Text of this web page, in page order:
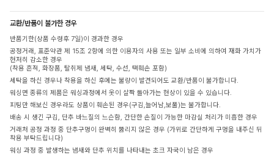
교환/반품이 불가한 경우
반품기한(상품 수령후 7일)이 경과한 경우
공정거래, 표준약관 제 15조 2항에 의한 이용자의 사용 또는 일부 소비에 의하여 재화 가치가
현저히 감소한 경우
(착용 흔적, 화장품, 탈취제 냄새, 세탁, 수선, 택훼손 포함)
세탁을 하신 경우나 착용을 하신 후에는 불량이 발견되어도 교환/반품이 불가합니다.
워싱면 종류의 제품은 워싱과정에서 옷이 살짝 돌아가는 현상이 있을 수 있습니다.
피팅만 해보신 경우라도 상품이 훼손된 경우(구김,늘어남,보풀)는 불가합니다.
배송 시 생긴 구김, 단추 바느질의 느슨함, 간단한 손질이 가능한 마감실 처리가 미흡한 경우
거래처 공정 과정 중 단추구멍이 완벽히 뚫리지 않은 경우 (가위로 간단하게 구멍을 내주신 뒤
착용 부탁드립니다)
워싱 과정 중 발생하는 냄새와 단추 위치를 나타내는 초크 자국이 남은 경우